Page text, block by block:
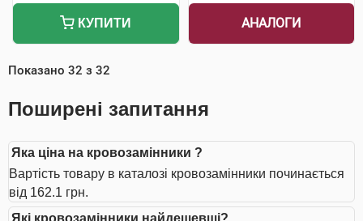
КУПИТИ АНАЛОГИ
Показано 32 з 32
Поширені запитання
Яка ціна на кровозамінники ?
Вартість товару в каталозі кровозамінники починається
від 162.1 грн.
Які кровозамінники найдешевші?